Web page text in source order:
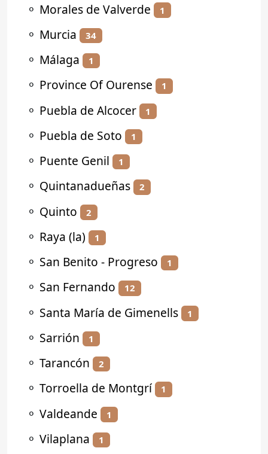
⚬ Morales de Valverde 1
⚬ Murcia 34
⚬ Málaga 1
⚬ Province Of Ourense 1
⚬ Puebla de Alcocer 1
⚬ Puebla de Soto 1
⚬ Puente Genil 1
⚬ Quintanadueñas 2
⚬ Quinto 2
⚬ Raya (la) 1
⚬ San Benito - Progreso 1
⚬ San Fernando 12
⚬ Santa María de Gimenells 1
⚬ Sarrión 1
⚬ Tarancón 2
⚬ Torroella de Montgrí 1
⚬ Valdeande 1
⚬ Vilaplana 1